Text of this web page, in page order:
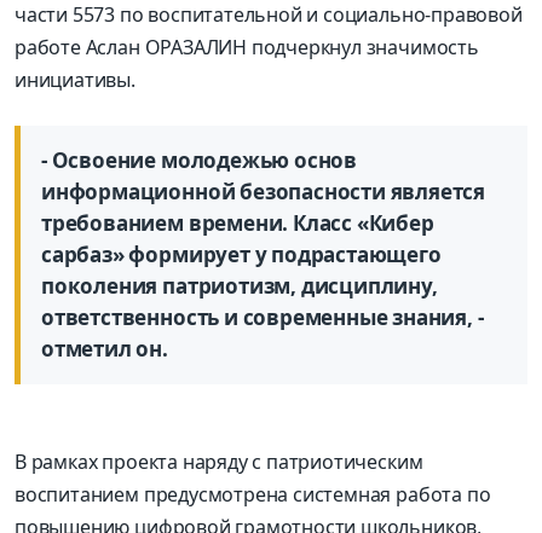
части 5573 по воспитательной и социально-правовой
работе Аслан ОРАЗАЛИН подчеркнул значимость
инициативы.
- Освоение молодежью основ
информационной безопасности является
требованием времени. Класс «Кибер
сарбаз» формирует у подрастающего
поколения патриотизм, дисциплину,
ответственность и современные знания, -
отметил он.
В рамках проекта наряду с патриотическим
воспитанием предусмотрена системная работа по
повышению цифровой грамотности школьников,